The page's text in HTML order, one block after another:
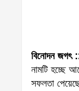
বিনোদন জগৎ
নামটি হচ্ছে
সফলতা